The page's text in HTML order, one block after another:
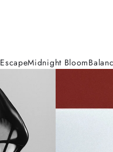
Midnight Bloom